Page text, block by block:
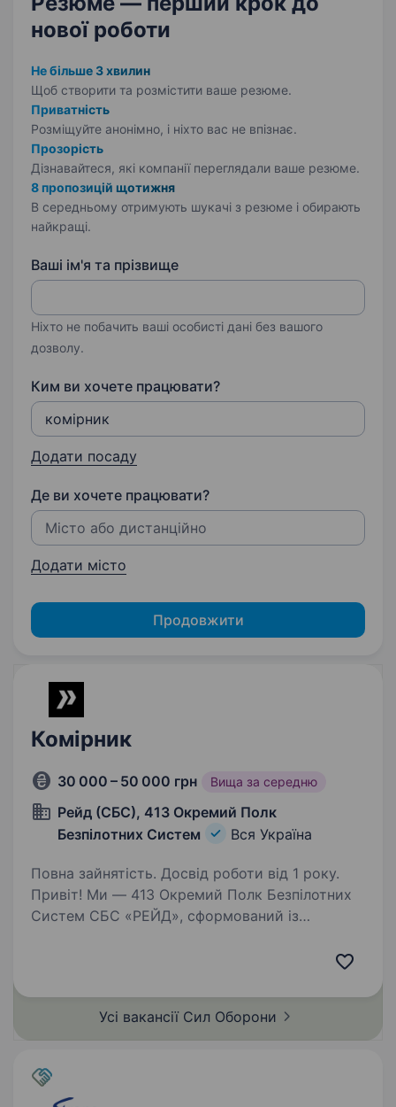
нової роботи
Не більше 3 хвилин
Щоб створити та розмістити ваше резюме.
Приватність
Розміщуйте анонімно, і ніхто вас не впізнає.
Прозорість
Дізнавайтеся, які компанії переглядали ваше резюме.
8 пропозицій щотижня
В середньому отримують шукачі з резюме і обирають
найкращі.
Ваші ім'я та прізвище
Ніхто не побачить ваші особисті дані без вашого
дозволу.
Ким ви хочете працювати?
Додати посаду
Де ви хочете працювати?
Додати місто
Продовжити
Комірник
30 000 – 50 000 грн Вища за середню
Рейд (СБС), 413 Окремий Полк
Безпілотних Систем
Вся Україна
Повна зайнятість. Досвід роботи від 1 року.
Привіт! Ми — 413 Окремий Полк Безпілотних
Систем СБС «РЕЙД», сформований із
на захисті України ще від Революції Гідності і
місія —…
Усі вакансії Сил Оборони